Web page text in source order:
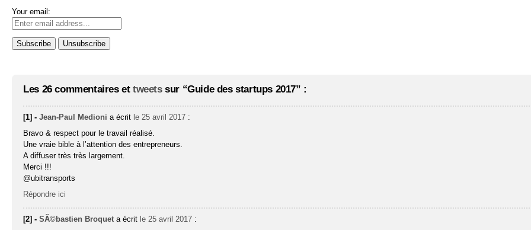
Your email:
Les 26 commentaires et tweetssur “Guide des startups 2017” :
[1] -Jean-Paul Medioni a écrit le 25 avril 2017 :
Bravo & respect pour le travail réalisé.
Une vraie bible à l’attention des entrepreneurs.
A diffuser très très largement.
Merci !!!
@ubitransports
Répondre ici
[2] -SÃ©bastien Broquet a écrit le 25 avril 2017 :